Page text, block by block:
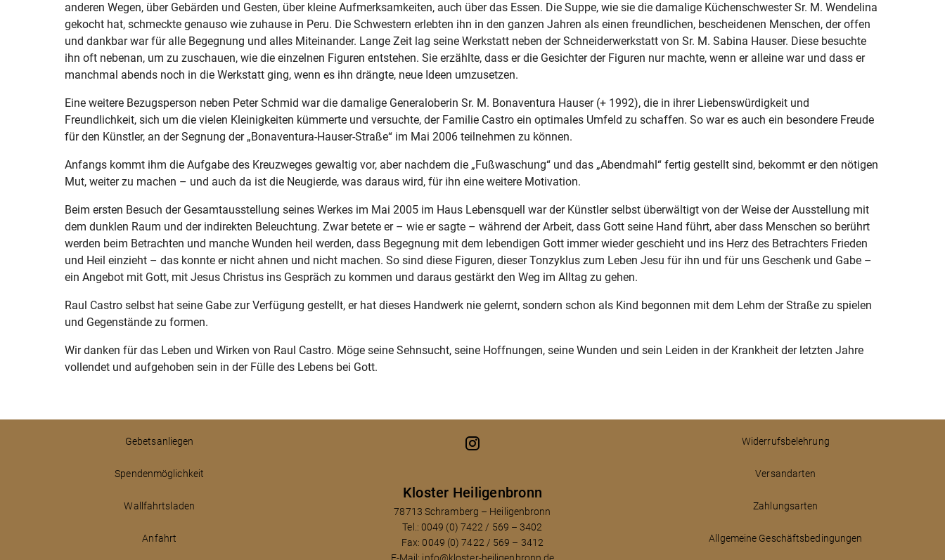
anderen Wegen, über Gebärden und Gesten, über kleine Aufmerksamkeiten, auch über das Essen. Die Suppe, wie sie die damalige Küchenschwester Sr. M. Wendelina
gekocht hat, schmeckte genauso wie zuhause in Peru. Die Schwestern erlebten ihn in den ganzen Jahren als einen freundlichen, bescheidenen Menschen, der offen
und dankbar war für alle Begegnung und alles Miteinander. Lange Zeit lag seine Werkstatt neben der Schneiderwerkstatt von Sr. M. Sabina Hauser. Diese besuchte
ihn oft nebenan, um zu zuschauen, wie die einzelnen Figuren entstehen. Sie erzählte, dass er die Gesichter der Figuren nur machte, wenn er alleine war und dass er
manchmal abends noch in die Werkstatt ging, wenn es ihn drängte, neue Ideen umzusetzen.
Eine weitere Bezugsperson neben Peter Schmid war die damalige Generaloberin Sr. M. Bonaventura Hauser (+ 1992), die in ihrer Liebenswürdigkeit und
Freundlichkeit, sich um die vielen Kleinigkeiten kümmerte und versuchte, der Familie Castro ein optimales Umfeld zu schaffen. So war es auch ein besondere Freude
für den Künstler, an der Segnung der „Bonaventura-Hauser-Straße“ im Mai 2006 teilnehmen zu können.
Anfangs kommt ihm die Aufgabe des Kreuzweges gewaltig vor, aber nachdem die „Fußwaschung“ und das „Abendmahl“ fertig gestellt sind, bekommt er den nötigen
Mut, weiter zu machen – und auch da ist die Neugierde, was daraus wird, für ihn eine weitere Motivation.
Beim ersten Besuch der Gesamtausstellung seines Werkes im Mai 2005 im Haus Lebensquell war der Künstler selbst überwältigt von der Weise der Ausstellung mit
dem dunklen Raum und der indirekten Beleuchtung. Zwar betete er – wie er sagte – während der Arbeit, dass Gott seine Hand führt, aber dass Menschen so berührt
werden beim Betrachten und manche Wunden heil werden, dass Begegnung mit dem lebendigen Gott immer wieder geschieht und ins Herz des Betrachters Frieden
und Heil einzieht – das konnte er nicht ahnen und nicht machen. So sind diese Figuren, dieser Tonzyklus zum Leben Jesu für ihn und für uns Geschenk und Gabe –
ein Angebot mit Gott, mit Jesus Christus ins Gespräch zu kommen und daraus gestärkt den Weg im Alltag zu gehen.
Raul Castro selbst hat seine Gabe zur Verfügung gestellt, er hat dieses Handwerk nie gelernt, sondern schon als Kind begonnen mit dem Lehm der Straße zu spielen
und Gegenstände zu formen.
Wir danken für das Leben und Wirken von Raul Castro. Möge seine Sehnsucht, seine Hoffnungen, seine Wunden und sein Leiden in der Krankheit der letzten Jahre
vollendet und aufgehoben sein in der Fülle des Lebens bei Gott.
Gebetsanliegen
Spendenmöglichkeit
Wallfahrtsladen
Anfahrt
Kloster Heiligenbronn
78713 Schramberg – Heiligenbronn
Tel.: 0049 (0) 7422 / 569 – 3402
Fax: 0049 (0) 7422 / 569 – 3412
Widerrufsbelehrung
Versandarten
Zahlungsarten
Allgemeine Geschäftsbedingungen